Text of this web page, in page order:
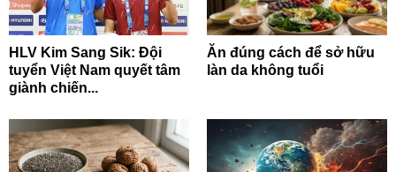
HLV Kim Sang Sik: Đội
tuyển Việt Nam quyết tâm
giành chiến...
Ăn đúng cách để sở hữu
làn da không tuổi